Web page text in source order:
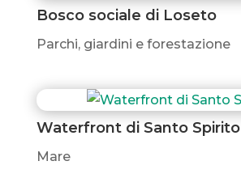
Bosco sociale di Loseto
Parchi, giardini e forestazione
Waterfront di Santo Spirito
Mare